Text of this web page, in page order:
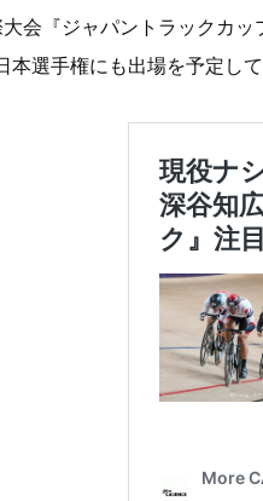
会『ジャパントラックカ
本選手権にも出場を予定して